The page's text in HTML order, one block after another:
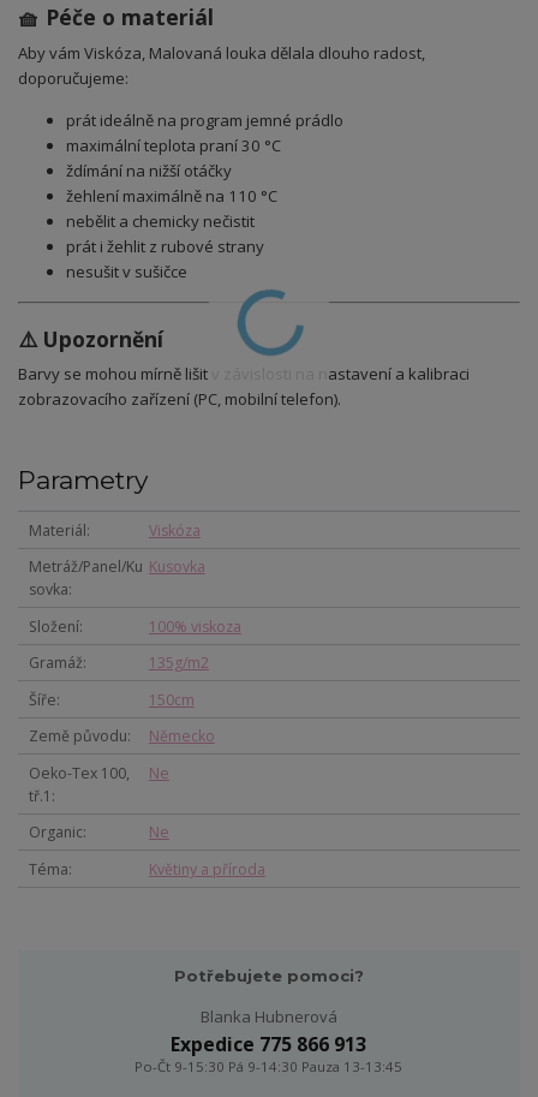
🧺 Péče o materiál
Aby vám Viskóza, Malovaná louka dělala dlouho radost,
doporučujeme:
prát ideálně na program jemné prádlo
maximální teplota praní 30 °C
ždímání na nižší otáčky
žehlení maximálně na 110 °C
nebělit a chemicky nečistit
prát i žehlit z rubové strany
nesušit v sušičce
⚠️ Upozornění
Barvy se mohou mírně lišit v závislosti na nastavení a kalibraci
zobrazovacího zařízení (PC, mobilní telefon).
Parametry
Materiál
Viskóza
Metráž/Panel/Ku
sovka
Kusovka
Složení
100% viskoza
Gramáž
135g/m2
Šíře
150cm
Země původu
Německo
Oeko-Tex 100,
tř.1
Ne
Organic
Ne
Téma
Květiny a příroda
Potřebujete pomoci?
Blanka Hubnerová
Expedice 775 866 913
Po-Čt 9-15:30 Pá 9-14:30 Pauza 13-13:45